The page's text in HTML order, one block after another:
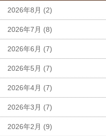
2026年8月 (2)
2026年7月 (8)
2026年6月 (7)
2026年5月 (7)
2026年4月 (7)
2026年3月 (7)
2026年2月 (9)